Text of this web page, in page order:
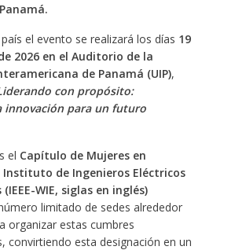
Panamá.
el evento se realizará los días 19
2026 en el Auditorio de la
de Panamá (UIP),
con propósito:
innovación para un futuro
el Capítulo de Mujeres en
Instituto de Ingenieros Eléctricos
WIE, siglas en inglés)
limitado de sedes alrededor
organizar estas cumbres
convirtiendo esta designación en un